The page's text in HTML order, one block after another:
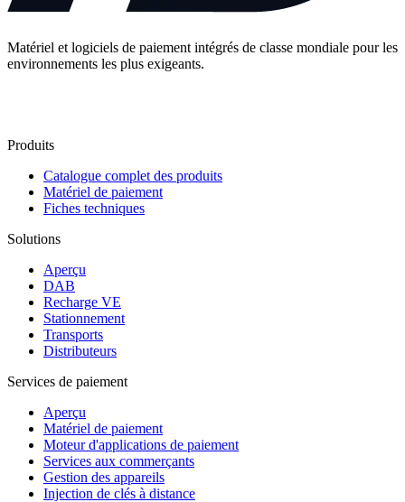
Matériel et logiciels de paiement intégrés de classe mondiale pour les
environnements les plus exigeants.
Produits
Catalogue complet des produits
Matériel de paiement
Fiches techniques
Solutions
Aperçu
DAB
Recharge VE
Stationnement
Transports
Distributeurs
Services de paiement
Aperçu
Matériel de paiement
Moteur d'applications de paiement
Services aux commerçants
Gestion des appareils
Injection de clés à distance